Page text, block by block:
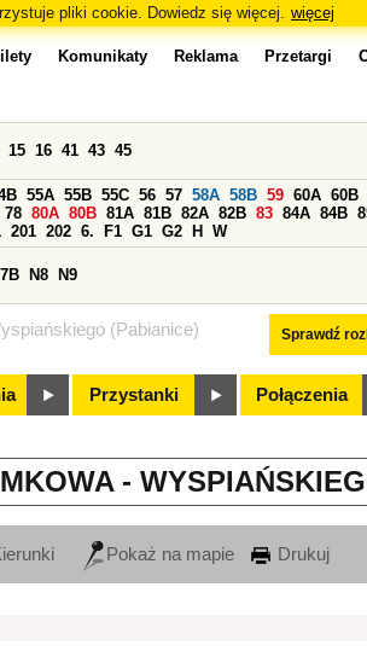
pliki cookie. Dowiedz się więcej. więcej
(Pabianice)
Komunikaty Reklama Przetargi
Sprawdź
15 16 41 43 45
55A 55B 55C 56 57 58A 58B 59 60A 60B
78 80A 80B 81A 81B 82A 82B 83 84A 84B
201 202 6. F1 G1 G2 H W
N8 N9
Przystanki Połączenia
-
Pokaż na mapie Drukuj